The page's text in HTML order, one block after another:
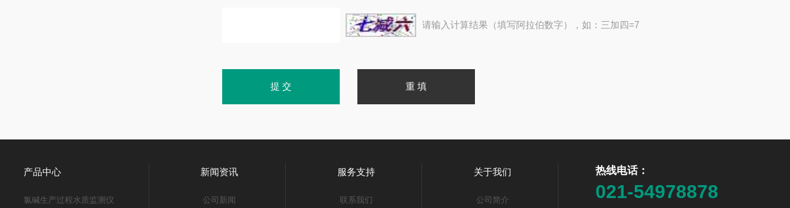
请输入计算结果（填写阿拉伯数字），如：三加四=7
热线电话：
021-54978878
产品中心
氯碱生产过程水质监测仪
新闻资讯
公司新闻
服务支持
联系我们
关于我们
公司简介